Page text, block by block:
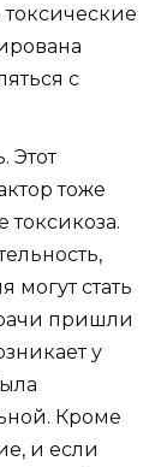
с
Этот
тоже
могут стать
пришли
у
Кроме
и если